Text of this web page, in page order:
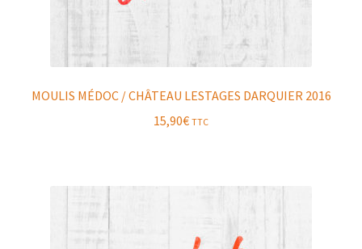
MOULIS MÉDOC / CHÂTEAU LESTAGES DARQUIER 2016
15,90€ TTC